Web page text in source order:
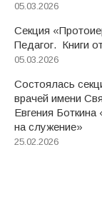
05.03.2026
Секция
Педагог. Книги
05.03.2026
Состоялась
врачей имени
Евгения
на служение»
25.02.2026